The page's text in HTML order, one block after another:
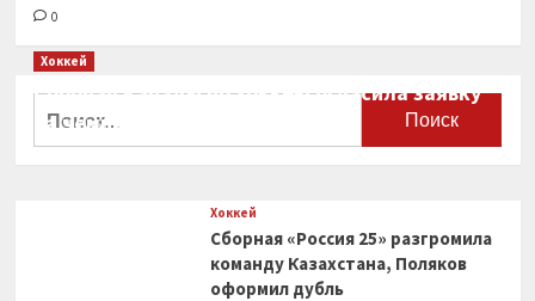
0
Хоккей
Сборная Канады по хоккею огласила заявку
на чемпионат мира
Хоккей
Сборная «Россия 25» разгромила
команду Казахстана, Поляков
оформил дубль